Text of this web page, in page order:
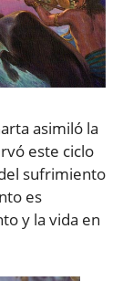
asimiló la
este ciclo
sufrimiento
es
y la vida en